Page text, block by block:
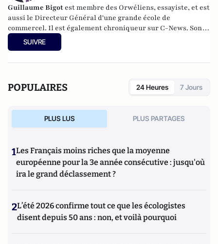
Guillaume Bigot est membre des Orwéliens, essayiste, et est
aussi le Directeur Général d'une grande école de
commercel. Il est également chroniqueur sur C-News. Son
huitième ouvrage,
2020 aux éditions Plon.
SUIVRE
POPULAIRES 24 Heures 7 Jours
PLUS LUS PLUS PARTAGES
1Les Français moins riches que la moyenne
européenne pour la 3e année consécutive : jusqu'où
ira le grand déclassement ?
2L’été 2026 confirme tout ce que les écologistes
disent depuis 50 ans : non, et voilà pourquoi